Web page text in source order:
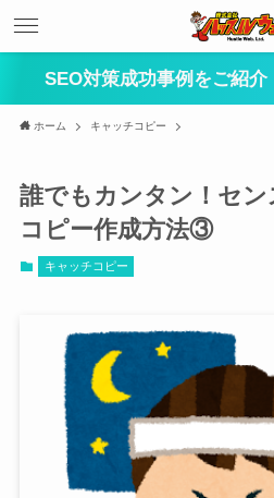
SEO対策成功事例をご紹介
ホーム キャッチコピー
誰でもカンタン！セ
コピー作成方法③
キャッチコピー